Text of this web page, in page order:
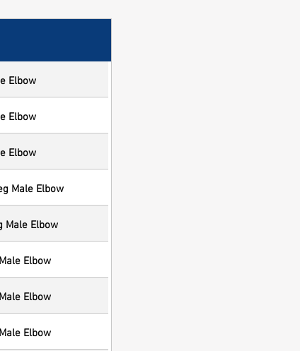
Elbow
Elbow
Elbow
Male Elbow
Male Elbow
Elbow
Elbow
Elbow